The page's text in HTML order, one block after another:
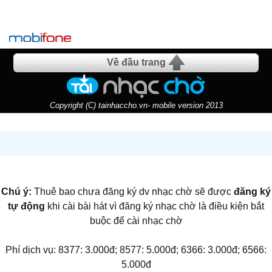
Về đầu trang
Copyright (C) tainhaccho.vn- mobile version 2013
Chú ý: Thuê bao chưa đăng ký dv nhạc chờ sẽ được đăng ký
tự động khi cài bài hát vì đăng ký nhạc chờ là điều kiện bắt
buộc để cài nhạc chờ
Phí dịch vụ: 8377: 3.000đ; 8577: 5.000đ; 6366: 3.000đ; 6566:
5.000đ